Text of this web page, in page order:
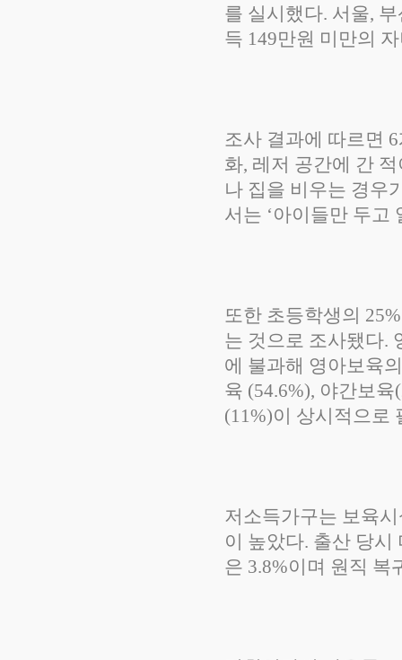
를 실시했다. 서울,
득 149만원 미만의
조사 결과에 따르면
화, 레저 공간에 간
나 집을 비우는 경우
서는 ‘아이들만 두고
또한 초등학생의
는 것으로 조사됐다.
에 불과해 영아보육
육 (54.6%), 야간보
(11%)이 상시적으로
저소득가구는 보육
이 높았다. 출산 당시
은 3.8%이며 원직 복